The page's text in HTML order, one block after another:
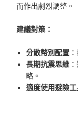
而作出劇烈調整。
建議對策：
分散幣別配置
長期抗震思維
略。
適度使用避險